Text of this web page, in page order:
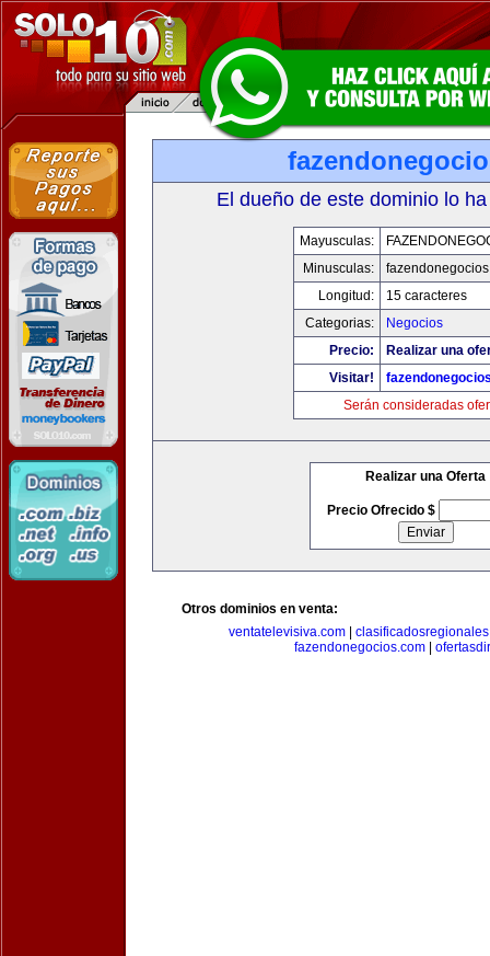
El dueño de este dominio lo
Mayusculas:
Minusculas:
Longitud:
15 caracteres
Categorias:
Negocios
Precio:
Realizar una
Visitar!
Serán consideradas
Realizar una Oferta
Precio Ofrecido $
Otros dominios en venta:
ventatelevisiva.com
fazendonegocios.com|